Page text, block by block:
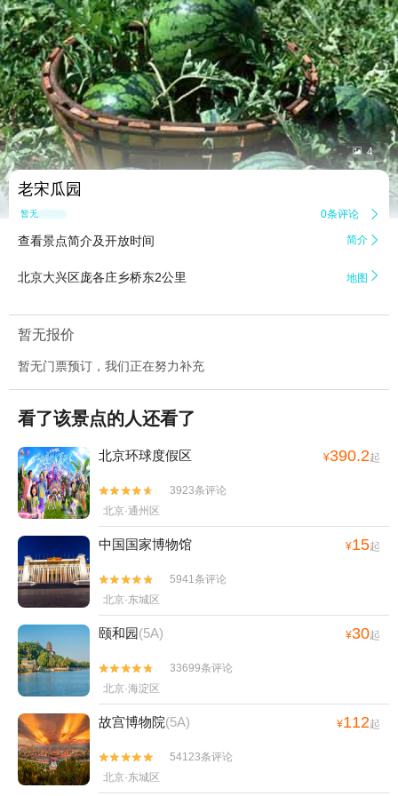
 4
老宋瓜园
暂无点评 0条评论 
查看景点简介及开放时间 简介 
北京大兴区庞各庄乡桥东2公里 地图 
暂无报价
暂无门票预订，我们正在努力补充
看了该景点的人还看了
北京环球度假区 ¥390.2起


3923条评论
北京·通州区
中国国家博物馆 ¥15起


5941条评论
北京·东城区
颐和园(5A) ¥30起


33699条评论
北京·海淀区
故宫博物院(5A) ¥112起


54123条评论
北京·东城区
